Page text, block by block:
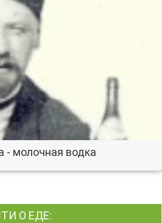
- молочная водка
О ЕДЕ: